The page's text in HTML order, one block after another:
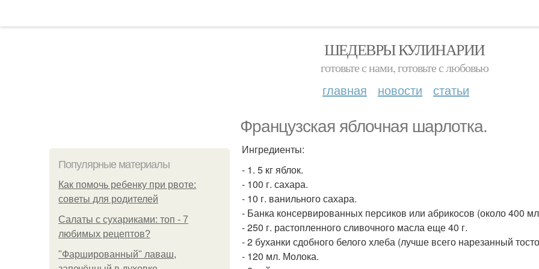
ШЕДЕВРЫ КУЛИНАРИИ
готовьте с нами, готовьте с любовью
главная новости статьи
Французская яблочная шарлотка.
Популярные материалы
Как помочь ребенку при рвоте:
советы для родителей
Салаты с сухариками: топ - 7
любимых рецептов?
"Фаршированный" лаваш,
Ингредиенты:
- 1. 5 кг яблок.
- 100 г. сахара.
- 10 г. ванильного сахара.
- Банка консервированных персиков или абрикосов (около 400
- 250 г. растопленного сливочного масла еще 40 г.
- 2 буханки сдобного белого хлеба (лучше всего нарезанный
- 120 мл. Молока.